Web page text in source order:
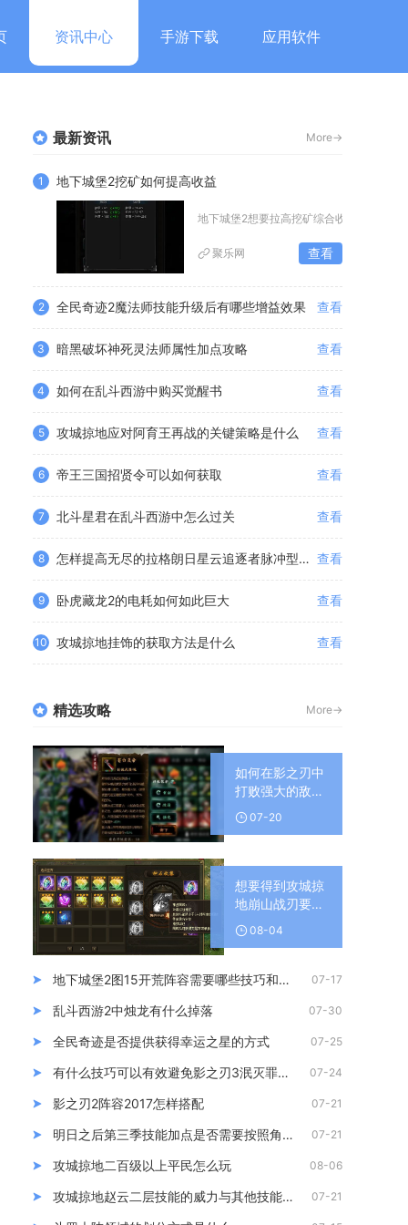
资讯中心 手游下载 应用软件
最新资讯 More->
1 地下城堡2挖矿如何提高收益
地下城堡2想要拉高挖矿综合收益，核心思
聚乐网 查看
2 全民奇迹2魔法师技能升级后有哪些增益效果 查看
3 暗黑破坏神死灵法师属性加点攻略 查看
4 如何在乱斗西游中购买觉醒书 查看
5 攻城掠地应对阿育王再战的关键策略是什么 查看
6 帝王三国招贤令可以如何获取 查看
7 北斗星君在乱斗西游中怎么过关 查看
8 怎样提高无尽的拉格朗日星云追逐者脉冲型加点的生存能力 查看
9 卧虎藏龙2的电耗如何如此巨大 查看
10 攻城掠地挂饰的获取方法是什么 查看
精选攻略 More->
如何在影之刃中
打败强大的敌人
呢
07-20
想要得到攻城掠
地崩山战刃要怎
么做
08-04
地下城堡2图15开荒阵容需要哪些技巧和策略 07-17
乱斗西游2中烛龙有什么掉落 07-30
全民奇迹是否提供获得幸运之星的方式 07-25
有什么技巧可以有效避免影之刃3泯灭罪恶裂缝的攻击 07-24
影之刃2阵容2017怎样搭配 07-21
明日之后第三季技能加点是否需要按照角色定制选择 07-21
攻城掠地二百级以上平民怎么玩 08-06
攻城掠地赵云二层技能的威力与其他技能相比如何 07-21